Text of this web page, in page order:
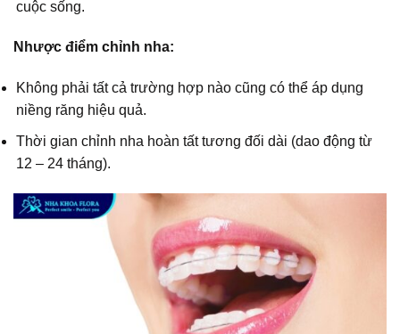
cuộc sống.
Nhược điểm chỉnh nha:
Không phải tất cả trường hợp nào cũng có thể áp dụng
niềng răng hiệu quả.
Thời gian chỉnh nha hoàn tất tương đối dài (dao động từ
12 – 24 tháng).